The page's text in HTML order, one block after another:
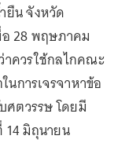
ยืน จังหวัด
28 พฤษภาคม
าควรใช้กลไกคณะ
นการเจรจาหาข้อ
ตวรรษ โดยมี
14 มิถุนายน